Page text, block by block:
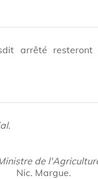
arrêté resteront
.
de
Nic. Margue.